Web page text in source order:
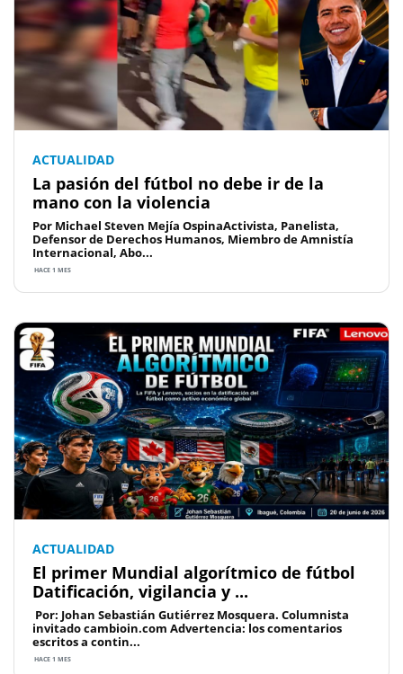
ACTUALIDAD
La pasión del fútbol no debe ir de la
mano con la violencia
Por Michael Steven Mejía OspinaActivista, Panelista,
Defensor de Derechos Humanos, Miembro de Amnistía
Internacional, Abo...
HACE 1 MES
ACTUALIDAD
El primer Mundial algorítmico de fútbol
Datificación, vigilancia y ...
Por: Johan Sebastián Gutiérrez Mosquera. Columnista
invitado cambioin.com Advertencia: los comentarios
escritos a contin...
HACE 1 MES